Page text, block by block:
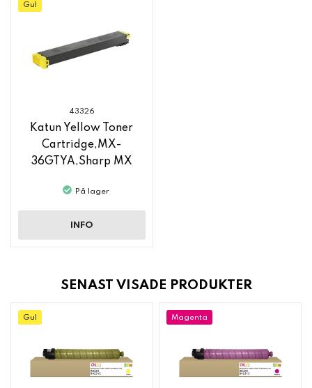
Gul
43326
Katun Yellow Toner
Cartridge,MX-
36GTYA,Sharp MX
På lager
INFO
SENAST VISADE PRODUKTER
Gul Magenta